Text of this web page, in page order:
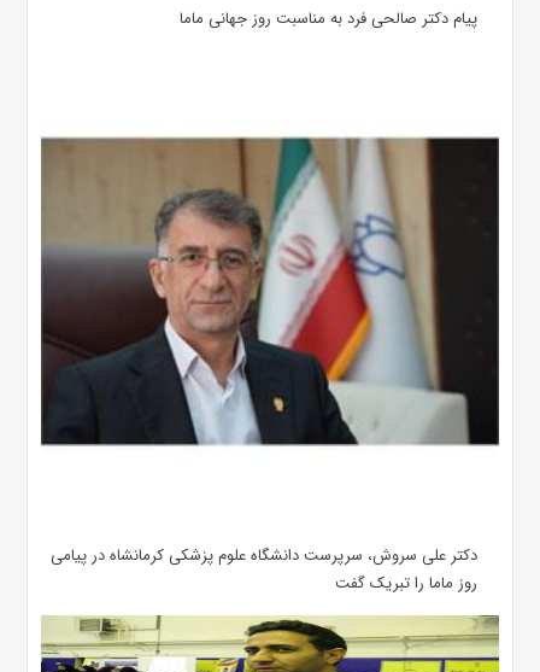
پیام دکتر صالحی فرد به مناسبت روز جهانی ماما
دکتر علی سروش، سرپرست دانشگاه علوم پزشکی کرمانشاه در پیامی
روز ماما را تبریک گفت